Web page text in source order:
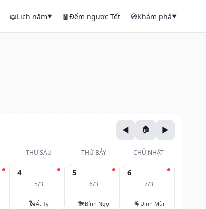
📖Lịch năm▼ 🧧Đếm ngược Tết 🧭Khám phá▼
THỨ SÁU THỨ BẢY CHỦ NHẬT
4
5/3
🐍Ất Tỵ
5
6/3
🐎Bính Ngọ
6
7/3
🐐Đinh Mùi